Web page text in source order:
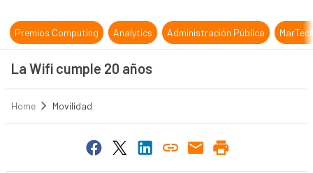
Premios Computing Analytics Administración Pública
La Wifi cumple 20 años
Home Movilidad